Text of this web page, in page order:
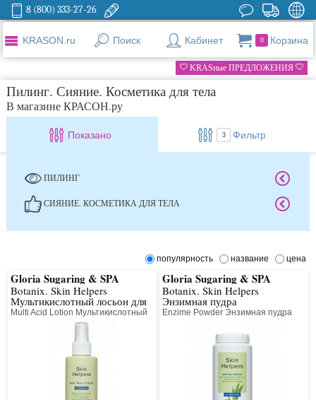
8 (800) 333-27-26
KRASON.ru Поиск Кабинет 0 Корзина
KRASные ПРЕДЛОЖЕНИЯ
Пилинг. Сияние. Косметика для тела
В магазине КРАСОН.ру
Показано 3 Фильтр
ПИЛИНГ
СИЯНИЕ. КОСМЕТИКА ДЛЯ ТЕЛА
популярность название цена
Gloria Sugaring & SPA
Botanix. Skin Helpers
Мультикислотный лосьон для
лица и тела
Multi Acid Lotion Мультикислотный
лосьон для лица и тела с
экстрактами воробейника и
Gloria Sugaring & SPA
Botanix. Skin Helpers
Энзимная пудра
Enzime Powder Энзимная пудра